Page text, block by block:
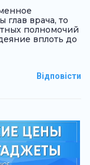
глав врача, то
полномочий
вплоть до
Відповісти